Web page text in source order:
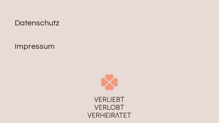
Datenschutz
Impressum